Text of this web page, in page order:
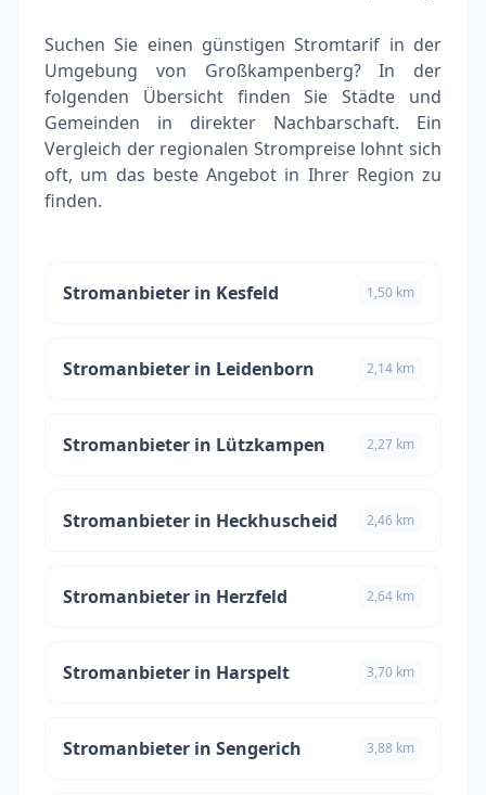
Suchen Sie einen günstigen Stromtarif in der
Umgebung von Großkampenberg? In der
folgenden Übersicht finden Sie Städte und
Gemeinden in direkter Nachbarschaft. Ein
Vergleich der regionalen Strompreise lohnt sich
oft, um das beste Angebot in Ihrer Region zu
finden.
Stromanbieter in Kesfeld 1,50 km
Stromanbieter in Leidenborn 2,14 km
Stromanbieter in Lützkampen 2,27 km
Stromanbieter in Heckhuscheid 2,46 km
Stromanbieter in Herzfeld 2,64 km
Stromanbieter in Harspelt 3,70 km
Stromanbieter in Sengerich 3,88 km